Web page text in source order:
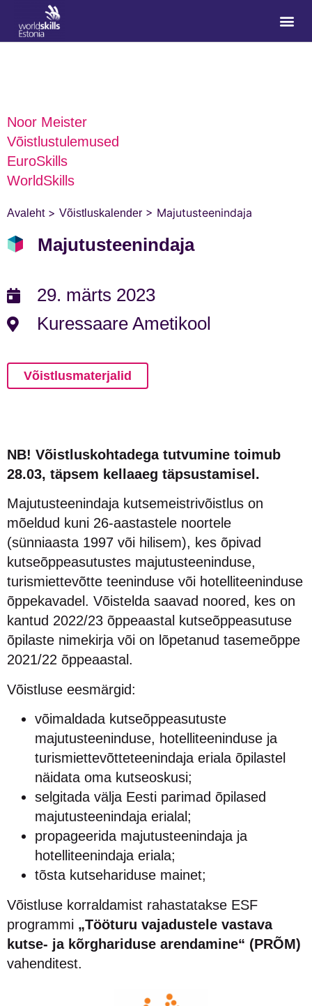
Noor Meister
Võistlustulemused
EuroSkills
WorldSkills
Avaleht> Võistluskalender > Majutusteenindaja
Majutusteenindaja
29. märts 2023
Kuressaare Ametikool
Võistlusmaterjalid
NB! Võistluskohtadega tutvumine toimub
28.03, täpsem kellaaeg täpsustamisel.
Majutusteenindaja kutsemeistrivõistlus on
mõeldud kuni 26-aastastele noortele
(sünniaasta 1997 või hilisem), kes õpivad
kutseõppeasutustes majutusteeninduse,
turismiettevõtte teeninduse või hotelliteeninduse
õppekavadel. Võistelda saavad noored, kes on
kantud 2022/23 õppeaastal kutseõppeasutuse
õpilaste nimekirja või on lõpetanud tasemeõppe
2021/22 õppeaastal.
Võistluse eesmärgid:
võimaldada kutseõppeasutuste
majutusteeninduse, hotelliteeninduse ja
turismiettevõtteteenindaja eriala õpilastel
näidata oma kutseoskusi;
selgitada välja Eesti parimad õpilased
majutusteenindaja erialal;
propageerida majutusteenindaja ja
hotelliteenindaja eriala;
tõsta kutsehariduse mainet;
Võistluse korraldamist rahastatakse ESF
programmi „Tööturu vajadustele vastava
kutse- ja kõrghariduse arendamine“ (PRÕM)
vahenditest.